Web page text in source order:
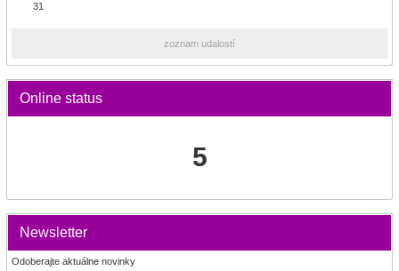
31
zoznam udalostí
Online status
5
Newsletter
Odoberajte aktuálne novinky